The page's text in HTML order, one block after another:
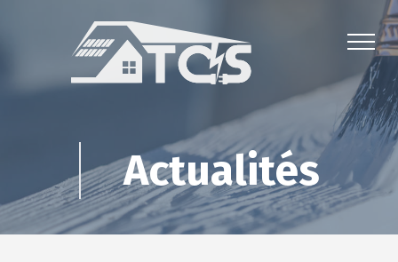
Actualités